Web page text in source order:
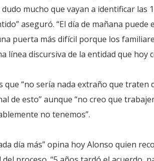
mucho que vayan a identificar las
aseguró. “El día de mañana
puerta más difícil porque los
línea discursiva de la entidad que hoy
“no sería nada extraño que traten
de esto” aunque “no creo que
no tenemos”.
día más” opina hoy Alonso quien